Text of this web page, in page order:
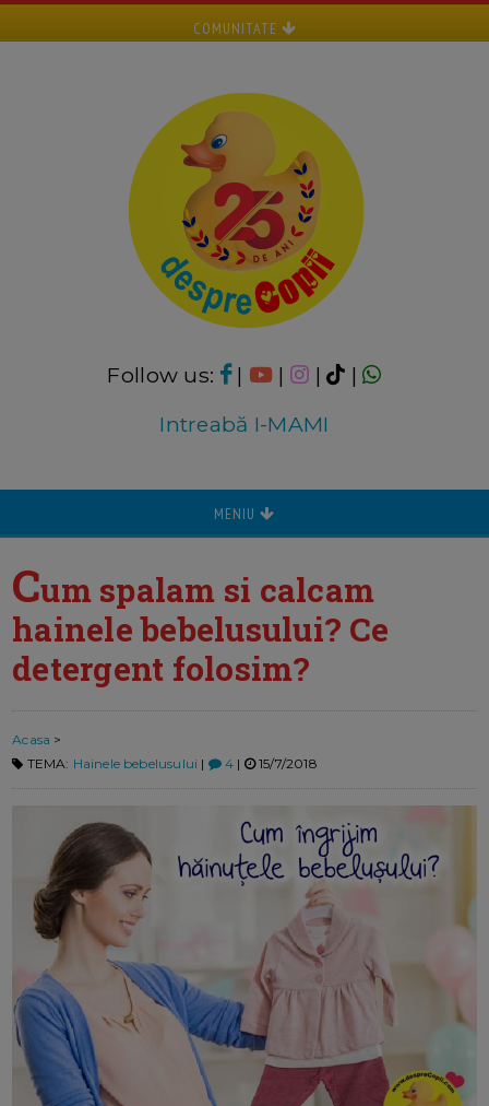
COMUNITATE
Follow us: | | |
|
Intreabă I-MAMI
MENIU
Cum spalam si calcam
hainele bebelusului? Ce
detergent folosim?
Acasa >
TEMA: Hainele bebelusului | 4 | 15/7/2018